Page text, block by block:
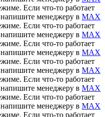
Если что-то работает
менеджеру в MAX
Если что-то работает
менеджеру в MAX
Если что-то работает
менеджеру в MAX
Если что-то работает
менеджеру в MAX
Если что-то работает
менеджеру в MAX
Если что-то работает
менеджеру в MAX
Если что-то работает